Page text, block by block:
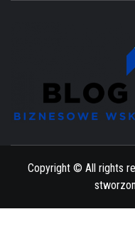
Copyright © All rights